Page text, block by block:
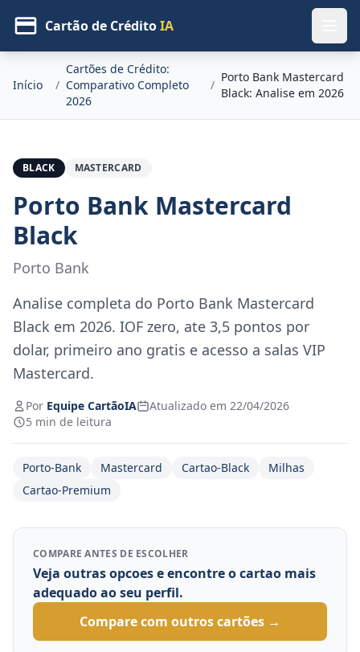
Cartão de CréditoIA
Início /
Cartões de Crédito:
Comparativo Completo
2026
/
Porto Bank Mastercard
Black: Analise em 2026
BLACK MASTERCARD
Porto Bank Mastercard
Black
Porto Bank
Analise completa do Porto Bank Mastercard
Black em 2026. IOF zero, ate 3,5 pontos por
dolar, primeiro ano gratis e acesso a salas VIP
Mastercard.
Por Equipe CartãoIA
Atualizado em 22/04/2026
5 min de leitura
Porto-Bank Mastercard Cartao-Black
Milhas
Cartao-Premium
COMPARE ANTES DE ESCOLHER
Veja outras opcoes e encontre o cartao mais
adequado ao seu perfil.
Compare com outros cartões →